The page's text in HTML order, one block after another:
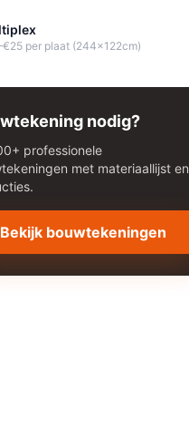
per plaat (244x122cm)
nodig?
professionele
met materiaallijst en
Bekijk bouwtekeningen